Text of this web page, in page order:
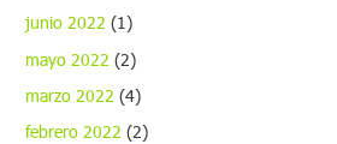
junio 2022 (1)
mayo 2022 (2)
marzo 2022 (4)
febrero 2022 (2)